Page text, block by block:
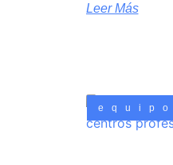
Leer Más